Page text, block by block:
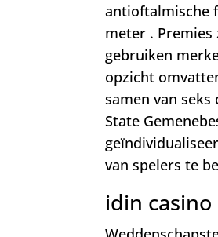
antioftalmische
meter .
gebruiken
opzicht
samen van
State
van spelers te
idin casino